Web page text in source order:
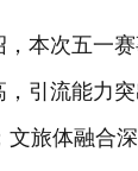
本次五一
引流能力
旅体融合